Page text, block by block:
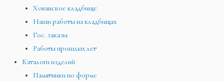
Хованское кладбище
Наши работы на кладбищах
Гос. заказы
Работы прошлых лет
Каталоги изделий
Памятники по форме